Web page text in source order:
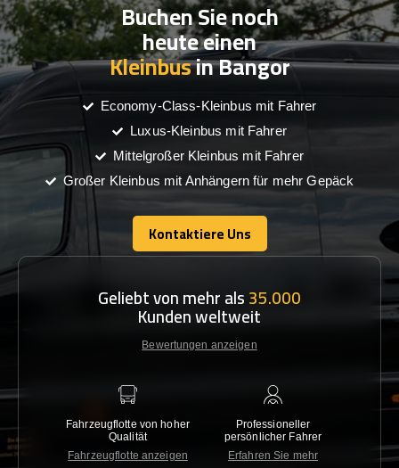
Buchen Sie noch
heute einen
Kleinbusin Bangor
Economy-Class-Kleinbus mit Fahrer
Luxus-Kleinbus mit Fahrer
Mittelgroßer Kleinbus mit Fahrer
Großer Kleinbus mit Anhängern für mehr Gepäck
Kontaktiere Uns
Kontaktiere Uns
Geliebt von mehr als35.000
Kunden weltweit
Bewertungen anzeigen
Fahrzeugflotte von hoher
Qualität
Fahrzeugflotte anzeigen
Professioneller
persönlicher Fahrer
Erfahren Sie mehr